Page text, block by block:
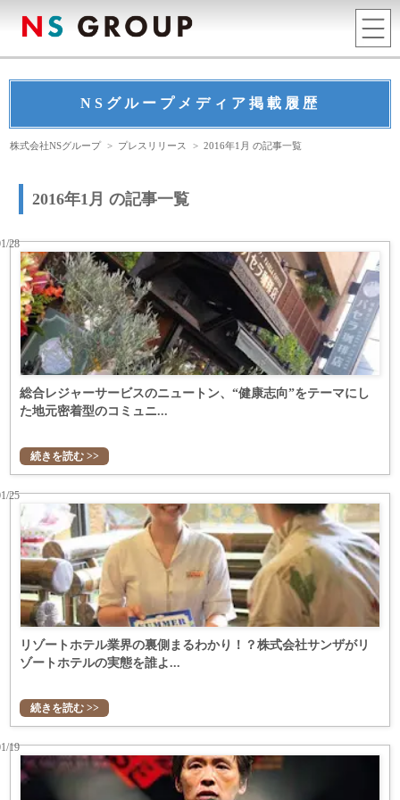
NSグループメディア掲載履歴
株式会社NSグループ > プレスリリース >2016年1月 の記事一覧
2016年1月 の記事一覧
総合レジャーサービスのニュートン、“健康志向”をテーマにし
た地元密着型のコミュニ...
28
続きを読む >>
リゾートホテル業界の裏側まるわかり！？株式会社サンザがリ
ゾートホテルの実態を誰よ...
25
続きを読む >>
19